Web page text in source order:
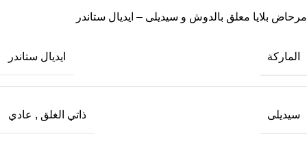
مرحاض بلايا معلق بالدوش و سيديلى – ايديال ستاندر
الماركة ايديال ستاندر
سيديلى ذاتي الغلق , عادي